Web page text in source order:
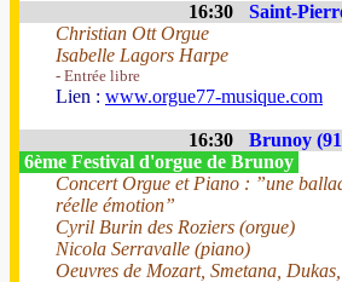
16:30 Saint-
Christian Ott Orgue
Isabelle Lagors Harpe
- Entrée libre
Lien : www.orgue77-musique.com
16:30 Brunoy
6ème Festival d'orgue de Brunoy
Concert Orgue et Piano : ”une
réelle émotion”
Cyril Burin des Roziers (orgue)
Nicola Serravalle (piano)
Oeuvres de Mozart, Smetana,